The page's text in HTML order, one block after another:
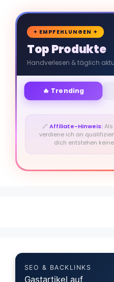
✦ EMPFEHLUNGEN ✦
Top Produkte
Handverlesen & täglich
🔥 Trending
🔗Affiliate-Hinweis:
verdiene ich an
dich entstehen
SEO & BACKLINKS
Gastartikel auf